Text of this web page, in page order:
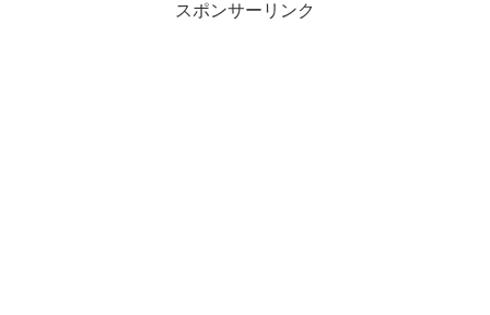
スポンサーリンク